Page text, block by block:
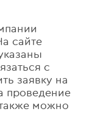
сайте
с
заявку на
проведение
можно